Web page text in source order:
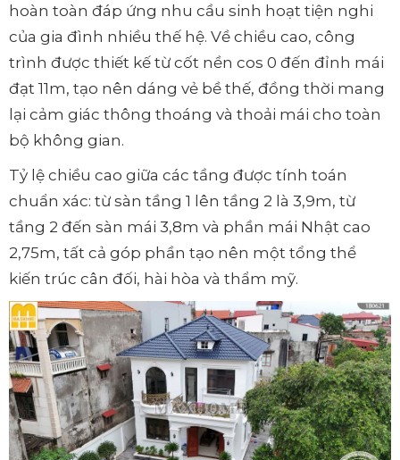
hoàn toàn đáp ứng nhu cầu sinh hoạt tiện nghi
của gia đình nhiều thế hệ. Về chiều cao, công
trình được thiết kế từ cốt nền cos 0 đến đỉnh mái
đạt 11m, tạo nên dáng vẻ bề thế, đồng thời mang
lại cảm giác thông thoáng và thoải mái cho toàn
bộ không gian.
Tỷ lệ chiều cao giữa các tầng được tính toán
chuẩn xác: từ sàn tầng 1 lên tầng 2 là 3,9m, từ
tầng 2 đến sàn mái 3,8m và phần mái Nhật cao
2,75m, tất cả góp phần tạo nên một tổng thể
kiến trúc cân đối, hài hòa và thẩm mỹ.